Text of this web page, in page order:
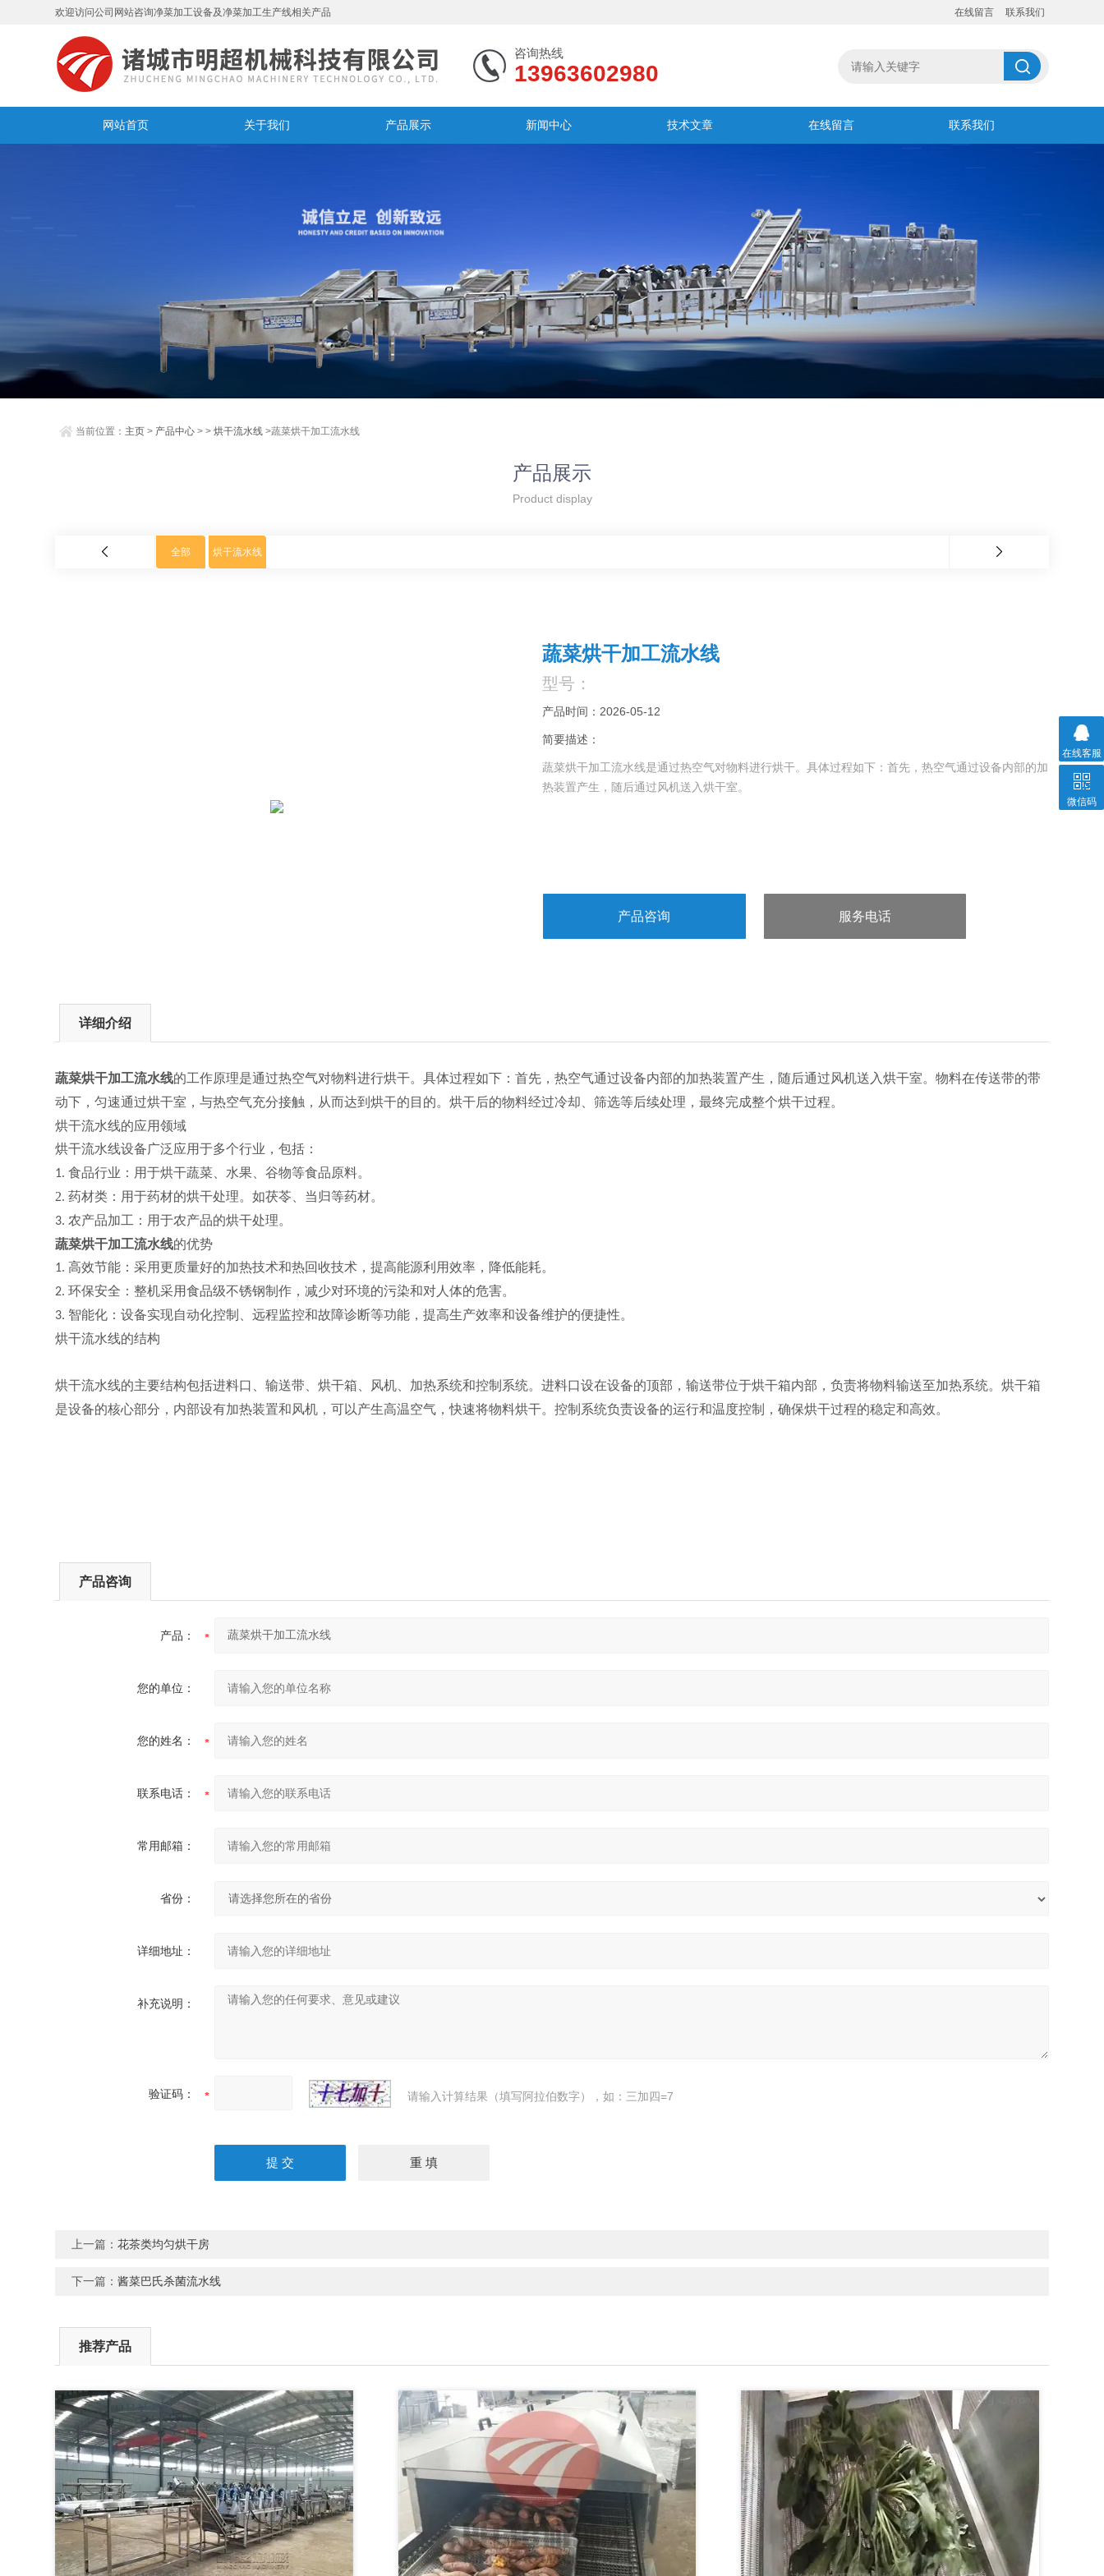
欢迎访问公司网站咨询净菜加工设备及净菜加工生产线相关产品 在线留言 联系我们
咨询热线
13963602980
网站首页 关于我们 产品展示 新闻中心 技术文章 在线留言 联系我们
当前位置： 主页 > 产品中心 > >烘干流水线 >蔬菜烘干加工流水线
产品展示
Product display
全部 烘干流水线
蔬菜烘干加工流水线
型号：
产品时间：2026-05-12
简要描述：
蔬菜烘干加工流水线‌是通过热空气对物料进行烘干。具体过程如下：首先，热空气通过设备内部的加
热装置产生，随后通过风机送入烘干室。
产品咨询 服务电话
详细介绍
蔬菜烘干加工流水线的工作原理是通过热空气对物料进行烘干。具体过程如下：首先，热空气通过设备内部的加热装置产生，随后通过风机送入烘干室。物料在传送带的带
动下，匀速通过烘干室，与热空气充分接触，从而达到烘干的目的。烘干后的物料经过冷却、筛选等后续处理，最终完成整个烘干过程。
烘干流水线的应用领域
烘干流水线设备广泛应用于多个行业，包括：
1.食品行业 ：用于烘干蔬菜、水果、谷物等食品原料。
2.药材类 ：用于药材的烘干处理。如茯苓、当归等药材。
3.农产品加工 ：用于农产品的烘干处理。
蔬菜烘干加工流水线的优势
1. 高效节能 ：采用更质量好的加热技术和热回收技术，提高能源利用效率，降低能耗。
2.环保安全 ：整机采用食品级不锈钢制作 ，减少对环境的污染和对人体的危害。
3. 智能化 ：设备实现自动化控制、远程监控和故障诊断等功能，提高生产效率和设备维护的便捷性。
烘干流水线的结构
烘干流水线的主要结构包括进料口、输送带、烘干箱、风机、加热系统和控制系统。进料口设在设备的顶部，输送带位于烘干箱内部，负责将物料输送至加热系统。烘干箱
是设备的核心部分，内部设有加热装置和风机，可以产生高温空气，快速将物料烘干。控制系统负责设备的运行和温度控制，确保烘干过程的稳定和高效。
产品咨询
产品：
您的单位：
您的姓名：
联系电话：
常用邮箱：
省份：
详细地址：
补充说明：
验证码： 请输入计算结果（填写阿拉伯数字），如：三加四=7
上一篇：花茶类均匀烘干房
下一篇：酱菜巴氏杀菌流水线
推荐产品
在线客服
微信码